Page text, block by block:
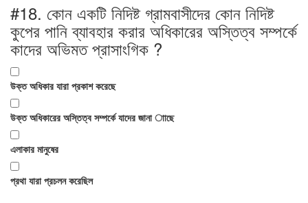
#18. কোন একটি নিদিষ্ট গ্রামবাসীদের কোন নিদিষ্ট
কুপের পানি ব্যাবহার করার অধিকারের অস্তিত্ব সম্পর্কে
কাদের অভিমত প্রাসাংগিক ?
উক্ত অধিকার যারা প্রকাশ করেছে
উক্ত অধিকারের অস্তিত্ব সম্পর্কে যাদের জানা াাছে
এলাকার মানুষের
প্রথা যারা প্রচলন করেছিল